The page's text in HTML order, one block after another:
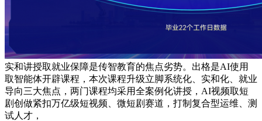
实和讲授取就业保障是传智教育的焦点劣势。出格是AI使用
取智能体开辟课程，本次课程升级立脚系统化、实和化、就业
导向三大焦点，两门课程均采用全案例化讲授，AI视频取短
剧创做紧扣万亿级短视频、微短剧赛道，打制复合型运维、测
试人才，